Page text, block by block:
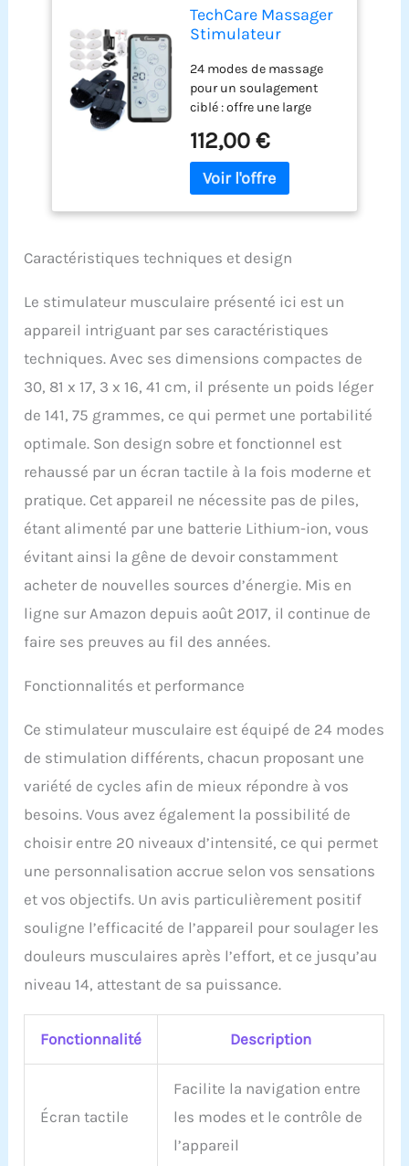
TechCare Massager
Stimulateur
De Dizaines 24
Modes, Écran Tactile
Ems Impulsion
Massager
24 modes de massage
pour un soulagement
ciblé : offre une large
prédéfinis, y compris le
pétrissage, le
tapotement,
efficace de la douleur et
Double canal et intensité
zones de votre corps
simultanément avec le
sur les niveaux
d'intensité, ce qui le rend
du dos, des épaules, du
cou, des genoux ou des
jambes. Écran tactile et
interface facile à utiliser :
l'écran tactile intuitif
permet une navigation
modes, l'intensité et les
paramètres de minuterie.
Pas besoin de boutons
ou de manuels
portable et rechargeable :
alimenté par une batterie
rechargeable intégrée.
Idéal pour la maison, le
bureau ou les voyages.
Soulagement de la
douleur des tissus
profonds : la technologie
cliniquement prouvée
aide à soulager la
douleur chronique, la
sciatique, la tendinite, la
fasciite plantaire, les
la raideur. Contenu : 1
moyennes, 1 clip de
ceinture coulissant, 1
support de tampon et de
manuel de l'utilisateur
(français non garanti), 1
112,00 €
Caractéristiques techniques et design
Le stimulateur musculaire présenté ici est un
appareil intriguant par ses caractéristiques
techniques. Avec ses dimensions compactes de
30, 81 x 17, 3 x 16, 41 cm, il présente un poids léger
de 141, 75 grammes, ce qui permet une portabilité
optimale. Son design sobre et fonctionnel est
rehaussé par un écran tactile à la fois moderne et
pratique. Cet appareil ne nécessite pas de piles,
étant alimenté par une batterie Lithium-ion, vous
évitant ainsi la gêne de devoir constamment
acheter de nouvelles sources d’énergie. Mis en
ligne sur Amazon depuis août 2017, il continue de
faire ses preuves au fil des années.
Fonctionnalités et performance
Ce stimulateur musculaire est équipé de 24 modes
de stimulation différents, chacun proposant une
variété de cycles afin de mieux répondre à vos
besoins. Vous avez également la possibilité de
choisir entre 20 niveaux d’intensité, ce qui permet
une personnalisation accrue selon vos sensations
et vos objectifs. Un avis particulièrement positif
souligne l’efficacité de l’appareil pour soulager les
douleurs musculaires après l’effort, et ce jusqu’au
niveau 14, attestant de sa puissance.
Fonctionnalité Description
Écran tactile
Facilite la navigation entre
les modes et le contrôle de
l’appareil